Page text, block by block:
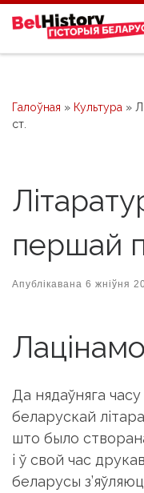
Skip to content
Галоўная » Культура »
ст.
першай
Апублікавана 6 жніўня
Да нядаўняга
беларускай
што было
i ў свой час
беларусы